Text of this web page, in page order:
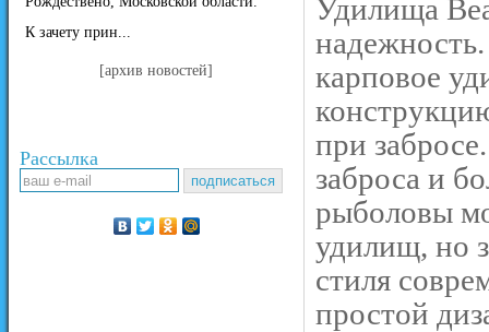
К зачету прин...
[архив новостей]
Рассылка
Удилища
карповое
при
заброса и
рыболовы
удилищ, но
стиля
простой